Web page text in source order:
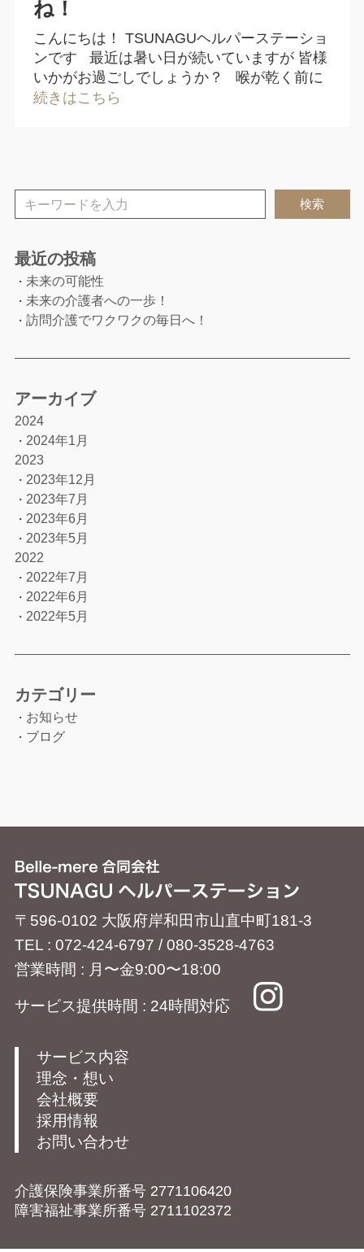
ね！
こんにちは！ TSUNAGUヘルパーステーショ
ンです 最近は暑い日が続いていますが 皆様
いかがお過ごしでしょうか？ 喉が乾く前に
続きはこちら
検索
最近の投稿
・ 未来の可能性
・ 未来の介護者への一歩！
・ 訪問介護でワクワクの毎日へ！
アーカイブ
2024
・ 2024年1月
2023
・ 2023年12月
・ 2023年7月
・ 2023年6月
・ 2023年5月
2022
・ 2022年7月
・ 2022年6月
・ 2022年5月
カテゴリー
・ お知らせ
・ ブログ
〒596-0102 大阪府岸和田市山直中町181-3
TEL : 072-424-6797 / 080-3528-4763
営業時間 : 月〜金9:00〜18:00
サービス提供時間 : 24時間対応
サービス内容
理念・想い
会社概要
採用情報
お問い合わせ
介護保険事業所番号 2771106420
障害福祉事業所番号 2711102372